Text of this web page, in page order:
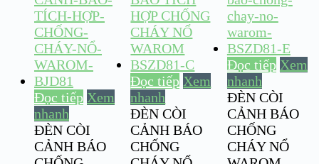
Đọc tiếp Xem
nhanh
ĐÈN CÒI
CẢNH BÁO
Đọc tiếp Xem
nhanh
ĐÈN CÒI
CẢNH BÁO
CHỐNG
Đọc tiếp Xem
nhanh
ĐÈN CÒI
CẢNH BÁO
CHỐNG
CHÁY NỔ